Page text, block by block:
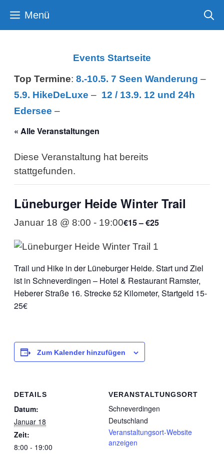
Inhalt Menü
Events Startseite
Top Termine: 8.-10.5. 7 Seen Wanderung –
5.9. HikeDeLuxe – 12 / 13.9. 12 und 24h
Edersee –
« Alle Veranstaltungen
Diese Veranstaltung hat bereits
stattgefunden.
Lüneburger Heide Winter Trail
Januar 18 @ 8:00 - 19:00€15 – €25
Trail und Hike in der Lüneburger Heide. Start und Ziel
ist in Schneverdingen – Hotel & Restaurant Ramster,
Heberer Straße 16. Strecke 52 Kilometer, Startgeld 15-
25€
Zum Kalender hinzufügen
DETAILS
Datum:
Januar 18
Zeit:
8:00 - 19:00
VERANSTALTUNGSORT
Schneverdingen
Deutschland
Veranstaltungsort-Website
anzeigen